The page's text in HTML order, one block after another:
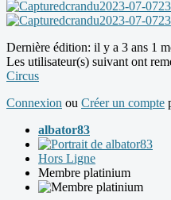
Dernière édition: il y a 3 ans 1
Les utilisateur(s) suivant ont
Circus
Connexion ou Créer un compte
albator83
Hors Ligne
Membre platinium